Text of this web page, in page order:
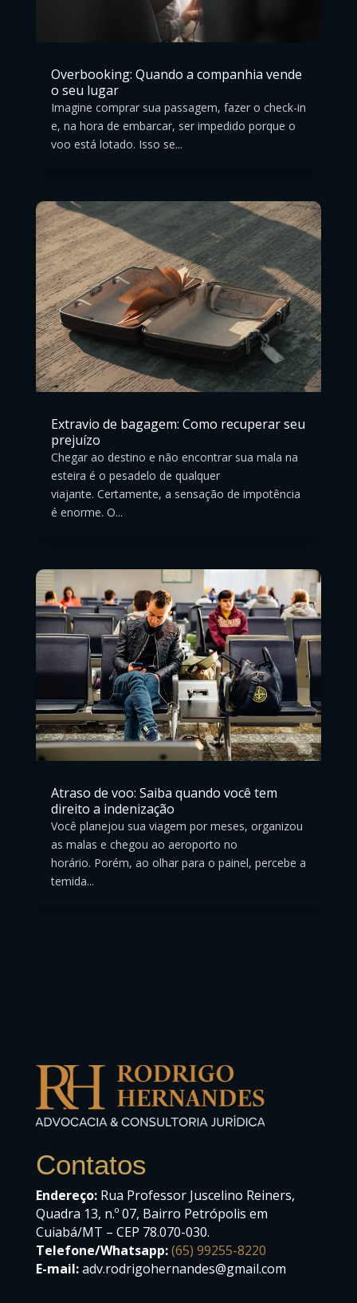
Overbooking: Quando a companhia vende
o seu lugar
Imagine comprar sua passagem, fazer o check-in
e, na hora de embarcar, ser impedido porque o
voo está lotado. Isso se...
Extravio de bagagem: Como recuperar seu
prejuízo
Chegar ao destino e não encontrar sua mala na
esteira é o pesadelo de qualquer
viajante. Certamente, a sensação de impotência
é enorme. O...
Atraso de voo: Saiba quando você tem
direito a indenização
Você planejou sua viagem por meses, organizou
as malas e chegou ao aeroporto no
horário. Porém, ao olhar para o painel, percebe a
temida...
Contatos
Endereço:Rua Professor Juscelino Reiners,
Quadra 13, n.º 07, Bairro Petrópolis em
Cuiabá/MT – CEP 78.070-030.
Telefone/Whatsapp:(65) 99255-8220
E-mail:adv.rodrigohernandes@gmail.com